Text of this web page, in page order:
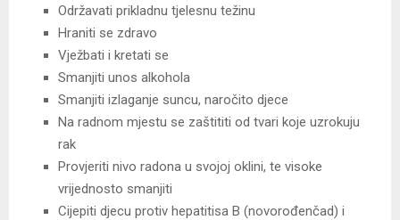
Održavati prikladnu tjelesnu težinu
Hraniti se zdravo
Vježbati i kretati se
Smanjiti unos alkohola
Smanjiti izlaganje suncu, naročito djece
Na radnom mjestu se zaštititi od tvari koje uzrokuju
rak
Provjeriti nivo radona u svojoj oklini, te visoke
vrijednosto smanjiti
Cijepiti djecu protiv hepatitisa B (novorođenčad) i